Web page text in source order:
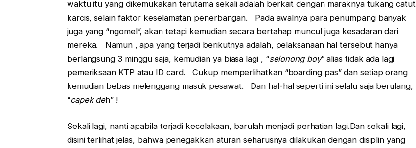
waktu itu yang dikemukakan terutama sekali adalah berkait dengan maraknya tukang catut
karcis, selain faktor keselamatan penerbangan. Pada awalnya para penumpang banyak
juga yang “ngomel”, akan tetapi kemudian secara bertahap muncul juga kesadaran dari
mereka. Namun , apa yang terjadi berikutnya adalah, pelaksanaan hal tersebut hanya
berlangsung 3 minggu saja, kemudian ya biasa lagi , “selonong boy” alias tidak ada lagi
pemeriksaan KTP atau ID card. Cukup memperlihatkan “boarding pas” dan setiap orang
kemudian bebas melenggang masuk pesawat. Dan hal-hal seperti ini selalu saja berulang,
“capek deh” !
Sekali lagi, nanti apabila terjadi kecelakaan, barulah menjadi perhatian lagi.Dan sekali lagi,
disini terlihat jelas, bahwa penegakkan aturan seharusnya dilakukan dengan disiplin yang